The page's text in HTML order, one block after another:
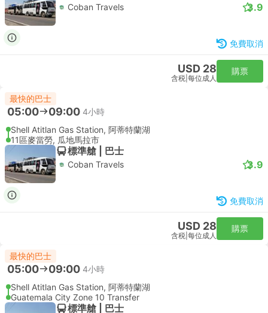
Coban Travels 3.9
免費取消
USD 28
含税 每位成人
購票
最快的巴士
05:00 09:00 4小時
Shell Atitlan Gas Station, 阿蒂特蘭湖
11區麥當勞, 瓜地馬拉市
標準艙 | 巴士
Coban Travels 3.9
免費取消
USD 28
含税 每位成人
購票
最快的巴士
05:00 09:00 4小時
Shell Atitlan Gas Station, 阿蒂特蘭湖
Guatemala City Zone 10 Transfer
標準艙 | 巴士